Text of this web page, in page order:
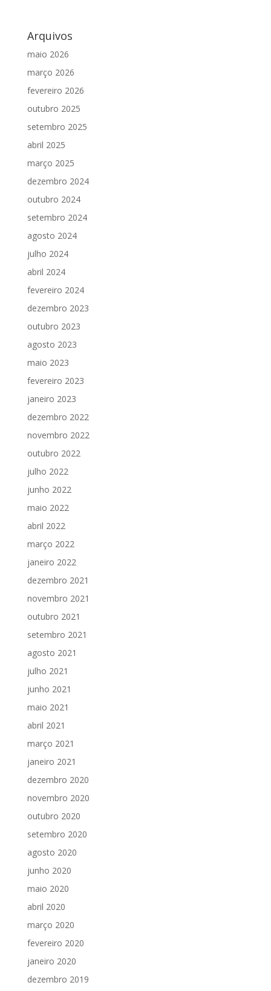
Arquivos
maio 2026
março 2026
fevereiro 2026
outubro 2025
setembro 2025
abril 2025
março 2025
dezembro 2024
outubro 2024
setembro 2024
agosto 2024
julho 2024
abril 2024
fevereiro 2024
dezembro 2023
outubro 2023
agosto 2023
maio 2023
fevereiro 2023
janeiro 2023
dezembro 2022
novembro 2022
outubro 2022
julho 2022
junho 2022
maio 2022
abril 2022
março 2022
janeiro 2022
dezembro 2021
novembro 2021
outubro 2021
setembro 2021
agosto 2021
julho 2021
junho 2021
maio 2021
abril 2021
março 2021
janeiro 2021
dezembro 2020
novembro 2020
outubro 2020
setembro 2020
agosto 2020
junho 2020
maio 2020
abril 2020
março 2020
fevereiro 2020
janeiro 2020
dezembro 2019